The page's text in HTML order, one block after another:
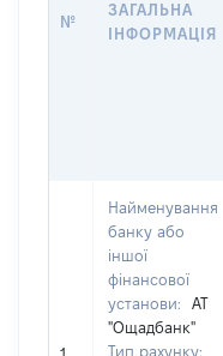
№
ЗАГАЛЬНА
ІНФОРМАЦІЯ
Найменування
банку або
іншої
фінансової
установи:
АТ
"Ощадбанк"
Тип рахунку: